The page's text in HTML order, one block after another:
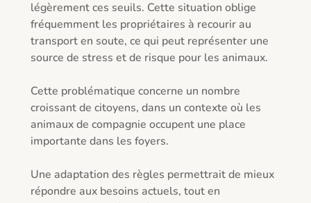
légèrement ces seuils. Cette situation oblige
fréquemment les propriétaires à recourir au
transport en soute, ce qui peut représenter une
source de stress et de risque pour les animaux.
Cette problématique concerne un nombre
croissant de citoyens, dans un contexte où les
animaux de compagnie occupent une place
importante dans les foyers.
Une adaptation des règles permettrait de mieux
répondre aux besoins actuels, tout en